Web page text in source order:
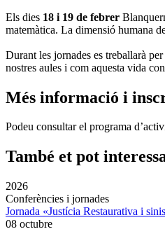
Els dies 18 i 19 de febrer
matemàtica. La dimensió humana
Durant les jornades es treballarà
nostres aules i com aquesta vida
Més informació i
Podeu consultar el programa
També et pot
2026
Conferències i jornades
Jornada «Justícia Restaurativa i
08 octubre